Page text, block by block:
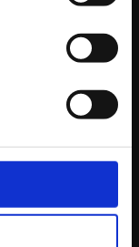
in vielen Bereichen
und deren
bedingt bin ich